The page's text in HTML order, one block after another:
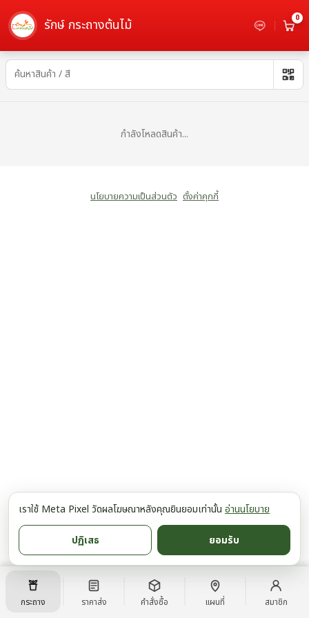
รักษ์ กระถางต้นไม้ 0
มินิมอล - เลือกซื้อกระถางต้นไม้
กำลังโหลดสินค้า...
นโยบายความเป็นส่วนตัว ตั้งค่าคุกกี้
กระถาง ราคาส่ง คำสั่งซื้อ แผนที่ สมาชิก
เราใช้ Meta Pixel วัดผลโฆษณาหลังคุณยินยอมเท่านั้น อ่านนโยบาย
ปฏิเสธ ยอมรับ